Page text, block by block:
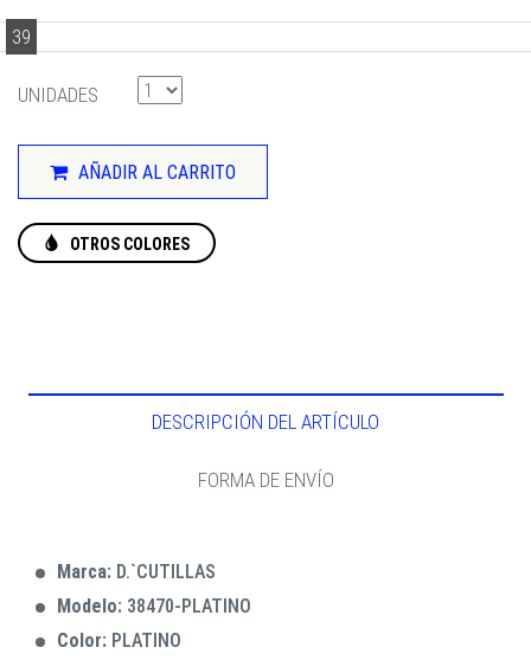
39
UNIDADES
AÑADIR AL CARRITO
OTROS COLORES
DESCRIPCIÓN DEL ARTÍCULO
FORMA DE ENVÍO
Marca: D.`CUTILLAS
Modelo: 38470-PLATINO
Color: PLATINO